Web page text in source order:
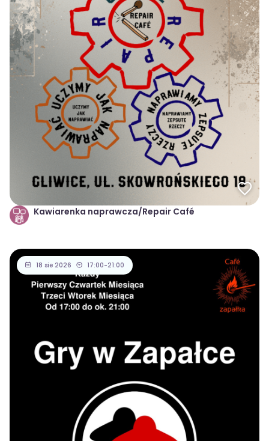
Kawiarenka naprawcza/Repair Café
18 sie 2026 17:00-21:00